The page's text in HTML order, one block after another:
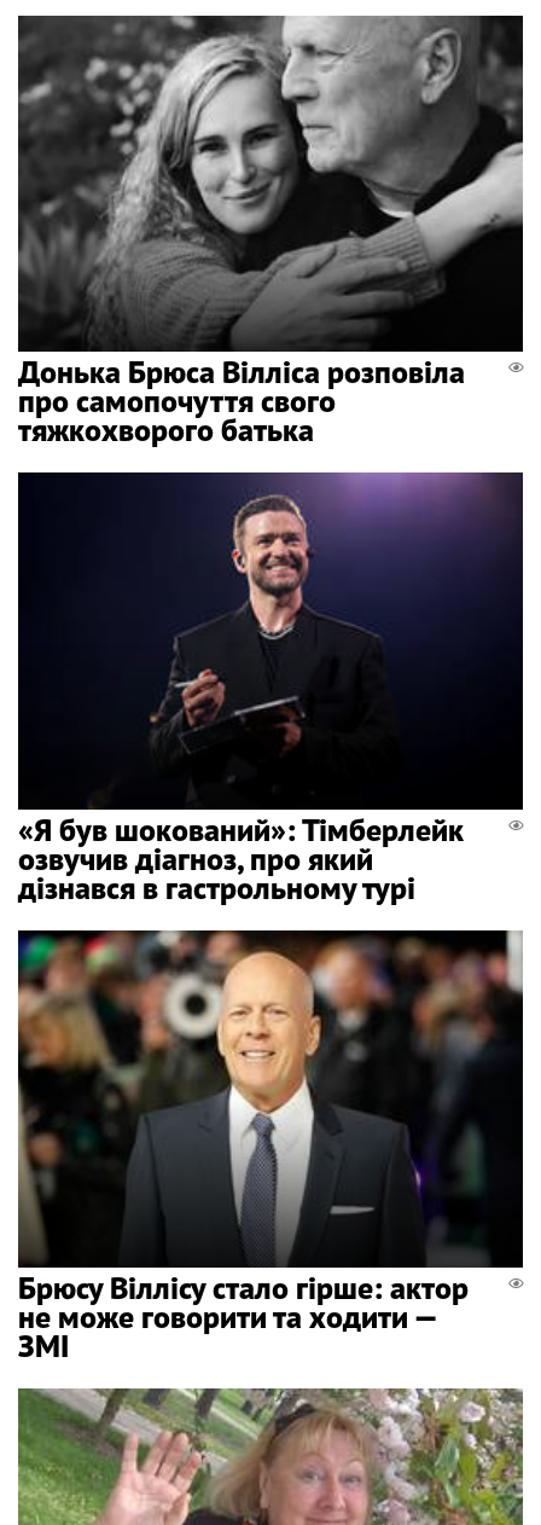
Донька Брюса Вілліса розповіла
про самопочуття свого
тяжкохворого батька
«Я був шокований»: Тімберлейк
озвучив діагноз, про який
дізнався в гастрольному турі
Брюсу Віллісу стало гірше: актор
не може говорити та ходити —
ЗМІ